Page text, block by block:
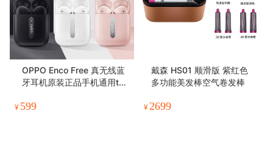
OPPO Enco Free 真无线蓝
牙耳机原装正品手机通用tw
¥ 599
戴森 HS01 顺滑版 紫红色
多功能美发棒空气卷发棒
¥ 2699